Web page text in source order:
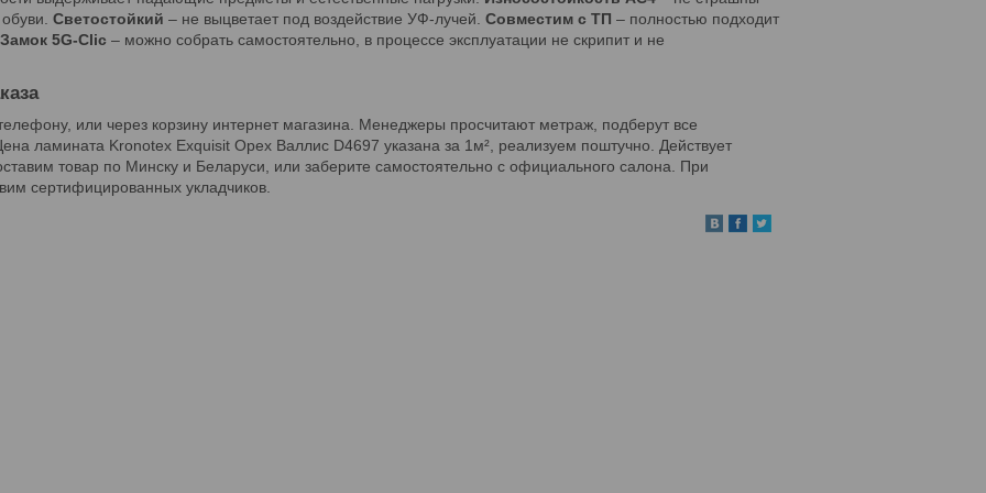
Светостойкий – не выцветает под воздействие УФ-лучей. Совместим с ТП – полностью подходит
Замок 5G-Clic – можно собрать самостоятельно, в процессе эксплуатации не скрипит и не
или через корзину интернет магазина. Менеджеры просчитают метраж, подберут все
ламината Kronotex Exquisit Орех Валлис D4697 указана за 1м², реализуем поштучно. Действует
товар по Минску и Беларуси, или заберите самостоятельно с официального салона. При
сертифицированных укладчиков.